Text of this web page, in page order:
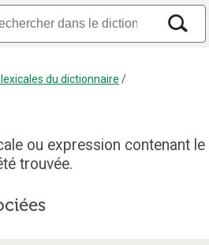
du dictionnaire /
ou expression contenant le
trouvée.